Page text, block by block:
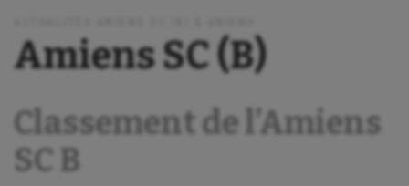
Amiens SC (B)
Classement de l’Amiens
SC B